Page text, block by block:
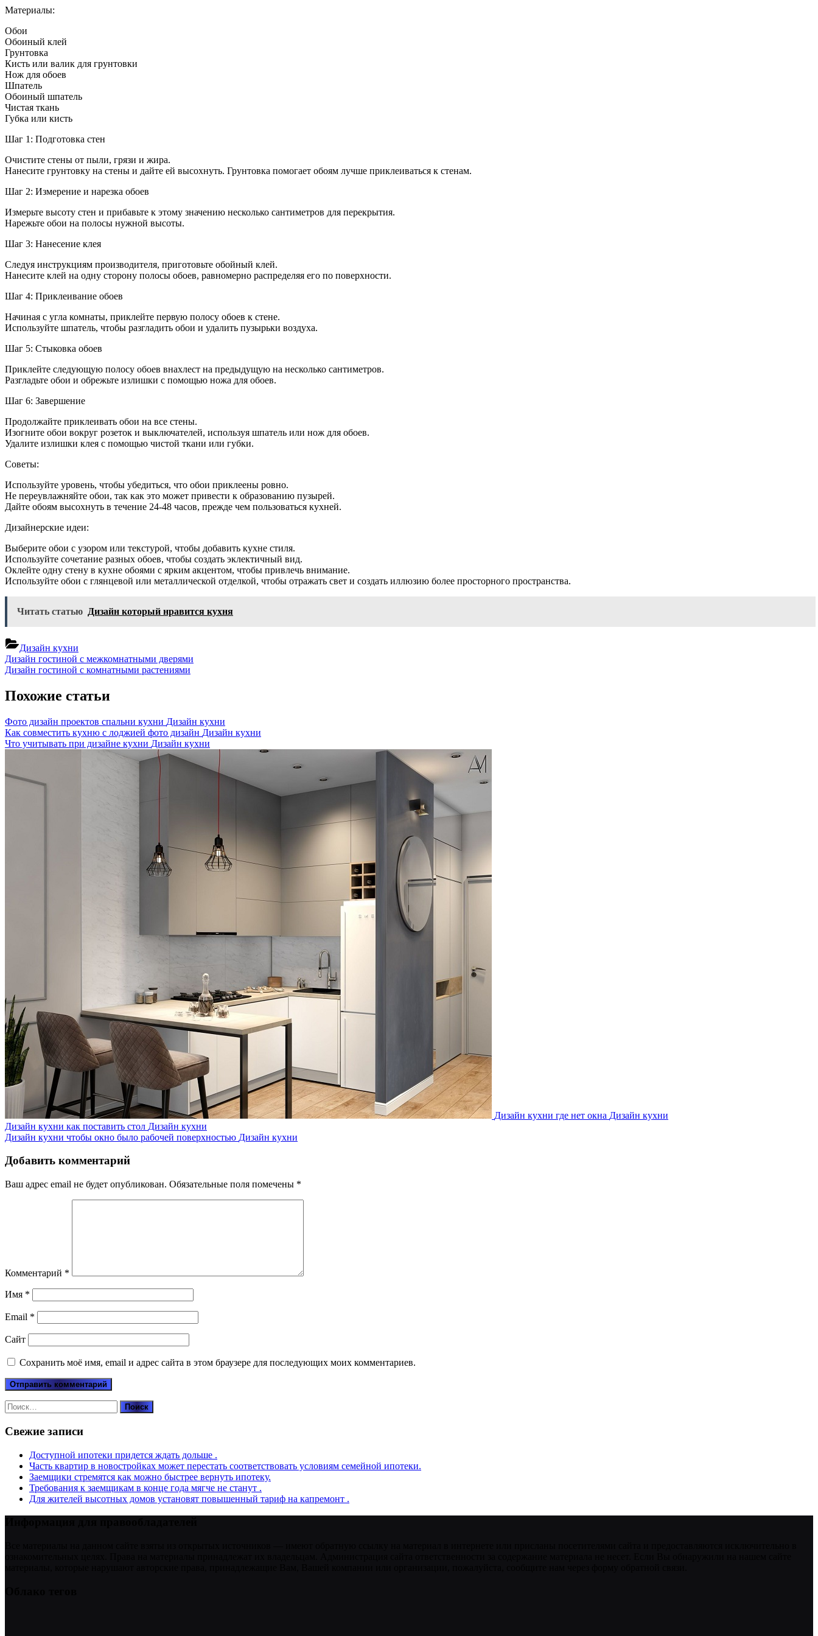
Материалы:
Обои
Обоиный клей
Грунтовка
Кисть или валик для грунтовки
Нож для обоев
Шпатель
Обоиный шпатель
Чистая ткань
Губка или кисть
Шаг 1: Подготовка стен
Очистите стены от пыли, грязи и жира.
Нанесите грунтовку на стены и дайте ей высохнуть. Грунтовка помогает обоям лучше приклеиваться к стенам.
Шаг 2: Измерение и нарезка обоев
Измерьте высоту стен и прибавьте к этому значению несколько сантиметров для перекрытия.
Нарежьте обои на полосы нужной высоты.
Шаг 3: Нанесение клея
Следуя инструкциям производителя, приготовьте обойный клей.
Нанесите клей на одну сторону полосы обоев, равномерно распределяя его по поверхности.
Шаг 4: Приклеивание обоев
Начиная с угла комнаты, приклейте первую полосу обоев к стене.
Используйте шпатель, чтобы разгладить обои и удалить пузырьки воздуха.
Шаг 5: Стыковка обоев
Приклейте следующую полосу обоев внахлест на предыдущую на несколько сантиметров.
Разгладьте обои и обрежьте излишки с помощью ножа для обоев.
Шаг 6: Завершение
Продолжайте приклеивать обои на все стены.
Изогните обои вокруг розеток и выключателей, используя шпатель или нож для обоев.
Удалите излишки клея с помощью чистой ткани или губки.
Советы:
Используйте уровень, чтобы убедиться, что обои приклеены ровно.
Не переувлажняйте обои, так как это может привести к образованию пузырей.
Дайте обоям высохнуть в течение 24-48 часов, прежде чем пользоваться кухней.
Дизайнерские идеи:
Выберите обои с узором или текстурой, чтобы добавить кухне стиля.
Используйте сочетание разных обоев, чтобы создать эклектичный вид.
Оклейте одну стену в кухне обоями с ярким акцентом, чтобы привлечь внимание.
Используйте обои с глянцевой или металлической отделкой, чтобы отражать свет и создать иллюзию более просторного пространства.
Читать статью Дизайн который нравится кухня
Дизайн кухни
Навигация
по
записям
Previous
Post:
Дизайн гостиной с межкомнатными дверями
Next
Дизайн гостиной с комнатными растениями
Похожие статьи
Фото дизайн проектов спальни кухни Дизайн кухни
Как совместить кухню с лоджией фото дизайн Дизайн кухни
Что учитывать при дизайне кухни Дизайн кухни
Дизайн кухни где нет окна Дизайн кухни
Дизайн кухни как поставить стол Дизайн кухни
Дизайн кухни чтобы окно было рабочей поверхностью Дизайн кухни
Добавить комментарий
Ваш адрес email не будет опубликован. Обязательные поля помечены *
Комментарий *
Имя *
Email *
Сайт
Сохранить моё имя, email и адрес сайта в этом браузере для последующих моих комментариев.
Найти:
Свежие записи
Доступной ипотеки придется ждать дольше .
Часть квартир в новостройках может перестать соответствовать условиям семейной ипотеки.
Заемщики стремятся как можно быстрее вернуть ипотеку.
Требования к заемщикам в конце года мягче не станут .
Для жителей высотных домов установят повышенный тариф на капремонт .